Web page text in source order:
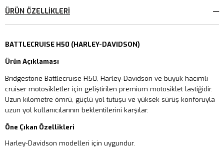
ÜRÜN ÖZELLIKLERI
BATTLECRUISE H50 (HARLEY-DAVIDSON)
Ürün Açıklaması
Bridgestone Battlecruise H50, Harley-Davidson ve büyük hacimli
cruiser motosikletler için geliştirilen premium motosiklet lastiğidir.
Uzun kilometre ömrü, güçlü yol tutuşu ve yüksek sürüş konforuyla
uzun yol kullanıcılarının beklentilerini karşılar.
Öne Çıkan Özellikleri
Harley-Davidson modelleri için uygundur.